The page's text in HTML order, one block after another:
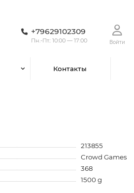
+79629102309
Пн.-Пт.: 10:00 — 17:00 Войти
Контакты
213855
Crowd Games
368
1500 g